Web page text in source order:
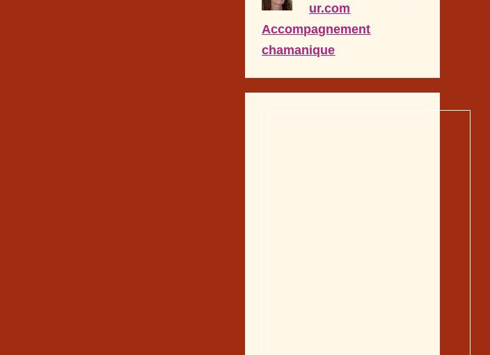
ur.com
Accompagnement
chamanique